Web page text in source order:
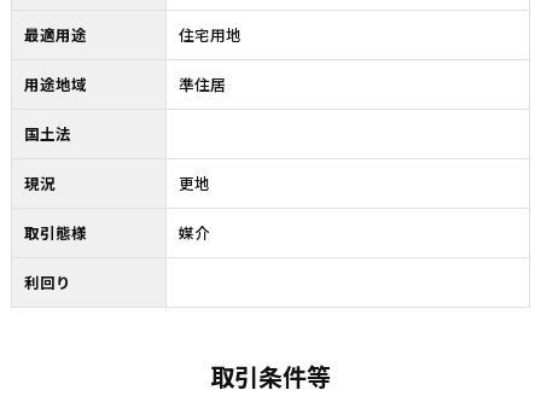
最適用途 住宅用地
用途地域 準住居
国土法
現況 更地
取引態様 媒介
利回り
取引条件等